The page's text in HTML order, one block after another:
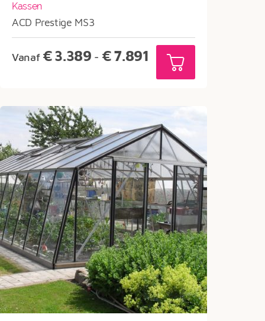
Kassen
ACD Prestige MS3
Vanaf €3.389 - €7.891 Prijsklasse:
€3.389